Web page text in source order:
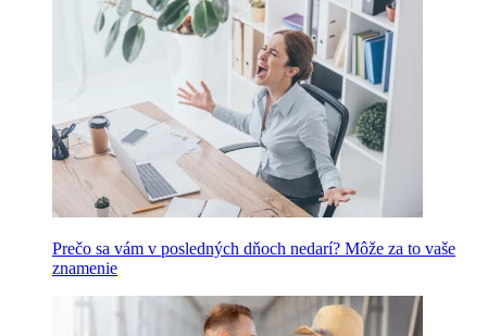
Prečo sa vám v posledných dňoch nedarí? Môže za to vaše
znamenie